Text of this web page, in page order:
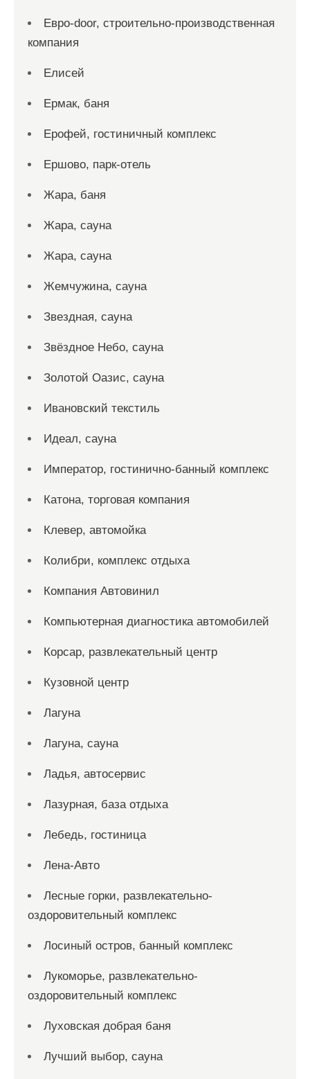
Евро-door, строительно-производственная
компания
Елисей
Ермак, баня
Ерофей, гостиничный комплекс
Ершово, парк-отель
Жара, баня
Жара, сауна
Жара, сауна
Жемчужина, сауна
Звездная, сауна
Звёздное Небо, сауна
Золотой Оазис, сауна
Ивановский текстиль
Идеал, сауна
Император, гостинично-банный комплекс
Катона, торговая компания
Клевер, автомойка
Колибри, комплекс отдыха
Компания Автовинил
Компьютерная диагностика автомобилей
Корсар, развлекательный центр
Кузовной центр
Лагуна
Лагуна, сауна
Ладья, автосервис
Лазурная, база отдыха
Лебедь, гостиница
Лена-Авто
Лесные горки, развлекательно-
оздоровительный комплекс
Лосиный остров, банный комплекс
Лукоморье, развлекательно-
оздоровительный комплекс
Луховская добрая баня
Лучший выбор, сауна